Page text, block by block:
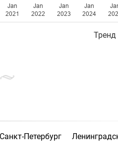
Jan
2021
Jan
2022
Jan
2023
Jan
2024
Тренд
Санкт-Петербург